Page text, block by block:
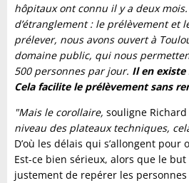
hôpitaux ont connu il y a deux
d’étranglement : le prélèvement et
prélever, nous avons ouvert à
domaine public, qui nous
500 personnes par jour. Il en
Cela facilite le prélèvement sans
"Mais le corollaire, souligne Richard
niveau des plateaux techniques,
D’où les délais qui s’allongent
Est-ce bien sérieux, alors que le
justement de repérer les